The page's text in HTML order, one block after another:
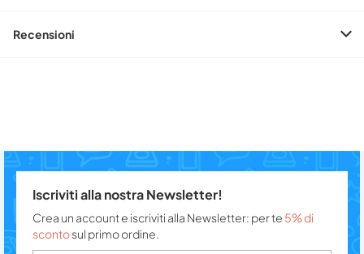
Recensioni
Iscriviti alla nostra Newsletter!
Crea un account e iscriviti alla Newsletter: per te 5% di
scontosul primo ordine.